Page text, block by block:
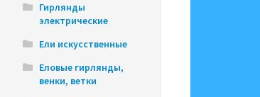
Гирлянды
электрические
Ели искусственные
Еловые гирлянды,
венки, ветки